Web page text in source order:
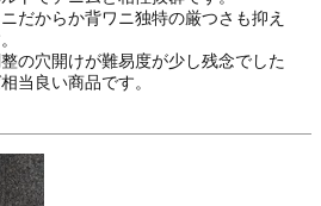
だからか背ワニ独特の厳つさも抑え
の穴開けが難易度が少し残念でした
当良い商品です。